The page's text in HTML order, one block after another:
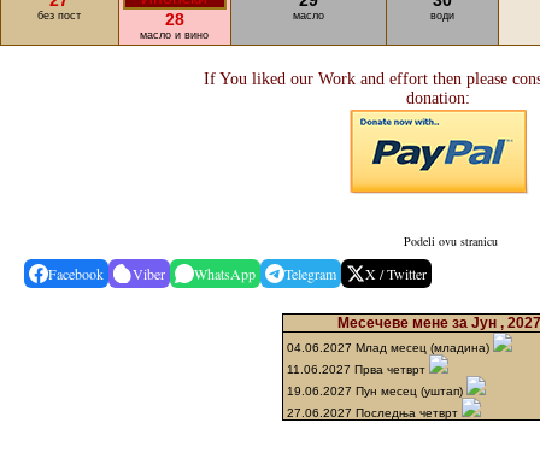
без пост 28
масло и вино
масло води
If You liked our Work and effort then please
donation:
Podeli ovu stranicu
Facebook Viber WhatsApp Telegram X / Twitter
Месечеве мене за Јун ,
04.06.2027 Млад месец (младина)
11.06.2027 Прва четврт
19.06.2027 Пун месец (уштап)
27.06.2027 Последња четврт